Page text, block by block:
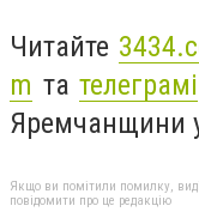
Читайте
m тателеграмі
Яремчанщини
Якщо ви помітили помилку,
повідомити про це редакцію